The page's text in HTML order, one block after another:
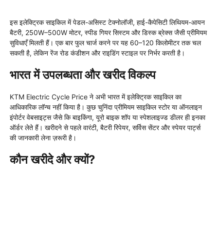
इस इलेक्ट्रिक साइकिल में पेडल-असिस्ट टेक्नोलॉजी, हाई-कैपेसिटी लिथियम-आयन
बैटरी, 250W–500W मोटर, स्पीड गियर सिस्टम और डिस्क ब्रेक्स जैसी प्रीमियम
सुविधाएँ मिलती हैं। एक बार फुल चार्ज करने पर यह 60–120 किलोमीटर तक चल
सकती है, लेकिन रेंज रोड कंडीशन और राइडिंग स्टाइल पर निर्भर करती है।
भारत में उपलब्धता और खरीद विकल्प
KTM Electric Cycle Price ने अभी भारत में इलेक्ट्रिक साइकिल का
आधिकारिक लॉन्च नहीं किया है। कुछ चुनिंदा प्रीमियम साइकिल स्टोर या ऑनलाइन
इंपोर्टर वेबसाइट्स जैसे कि बाइकिंगा, यूरो बाइक शॉप या स्पेशलाइज्ड डीलर ही इनका
ऑर्डर लेते हैं। खरीदने से पहले वारंटी, बैटरी रिपेयर, सर्विस सेंटर और स्पेयर पार्ट्स
की जानकारी लेना ज़रूरी है।
कौन खरीदे और क्यों?